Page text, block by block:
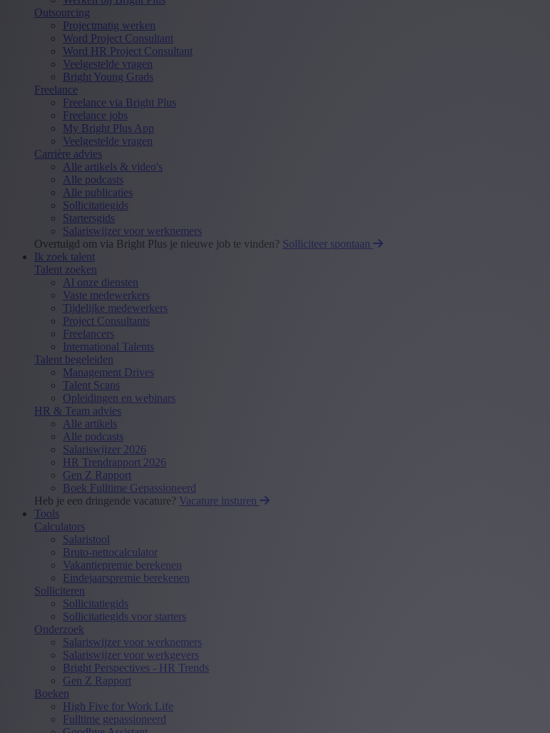
Outsourcing
Projectmatig werken
Word Project Consultant
Word HR Project Consultant
Veelgestelde vragen
Bright Young Grads
Freelance
Freelance via Bright Plus
Freelance jobs
My Bright Plus App
Veelgestelde vragen
Carrière advies
Alle artikels & video's
Alle podcasts
Alle publicaties
Sollicitatiegids
Startersgids
Salariswijzer voor werknemers
Overtuigd om via Bright Plus je nieuwe job te vinden? Solliciteer spontaan
Ik zoek talent
Talent zoeken
Al onze diensten
Vaste medewerkers
Tijdelijke medewerkers
Project Consultants
Freelancers
International Talents
Talent begeleiden
Management Drives
Talent Scans
Opleidingen en webinars
HR & Team advies
Alle artikels
Alle podcasts
Salariswijzer 2026
HR Trendrapport 2026
Gen Z Rapport
Boek Fulltime Gepassioneerd
Heb je een dringende vacature? Vacature insturen
Tools
Calculators
Salaristool
Bruto-nettocalculator
Vakantiepremie berekenen
Eindejaarspremie berekenen
Solliciteren
Sollicitatiegids
Sollicitatiegids voor starters
Onderzoek
Salariswijzer voor werknemers
Salariswijzer voor werkgevers
Bright Perspectives - HR Trends
Gen Z Rapport
Boeken
High Five for Work Life
Fulltime gepassioneerd